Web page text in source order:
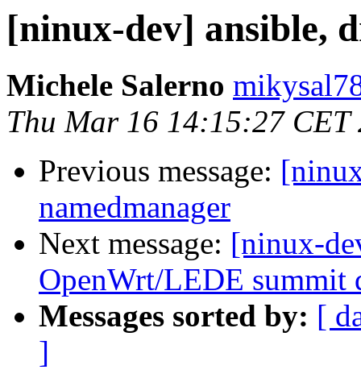
[ninux-dev] ansible,
Michele Salerno
Thu Mar 16 14:15:27 CET
Previous message:
namedmanager
Next message: [ninux-
OpenWrt/LEDE summit
Messages sorted by: [
]